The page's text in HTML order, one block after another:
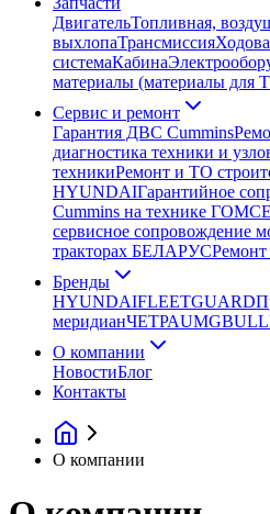
ДвигательТопливная,
выхлопаТрансмиссия
системаКабина
материалы (материалы для
Сервис и ремонт
Гарантия ДВС Cummins
диагностика техники и
техникиРемонт и ТО
HYUNDAIГарантийное
Cummins на технике
сервисное сопровождение
тракторах БЕЛАРУС
Бренды
HYUNDAIFLEETGUARD
меридианЧЕТРАUMGBULL
О компании
НовостиБлог
Контакты
О компании